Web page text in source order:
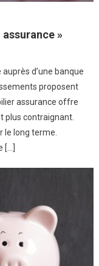
»
auprès d’une banque
proposent
assurance offre
plus contraignant.
le long terme.